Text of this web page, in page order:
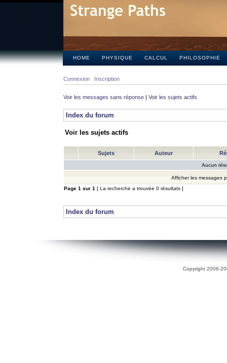
HOME PHYSIQUE CALCUL PHILOSOPHIE
Connexion Inscription
Voir les messages sans réponse | Voir les sujets actifs
Index du forum
Voir les sujets actifs
Sujets Auteur
Aucun
Afficher les messages
Page 1 sur 1 [ La recherche a trouvée 0 résultats ]
Index du forum
Copyright 2006-